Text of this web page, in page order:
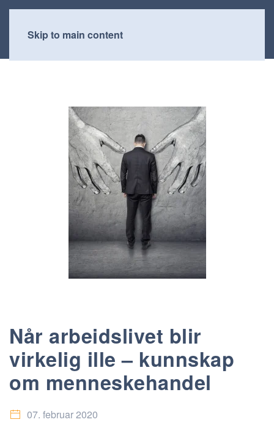
Skip to main content
Når arbeidslivet blir
virkelig ille – kunnskap
om menneskehandel
07. februar 2020